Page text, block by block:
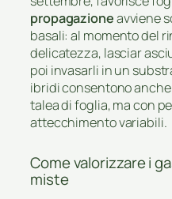
propagazioneavviene
basali: al momento del
delicatezza, lasciar
poi invasarli in un
ibridi consentono
talea di foglia, ma con
attecchimento variabili.
Come valorizzare i
miste